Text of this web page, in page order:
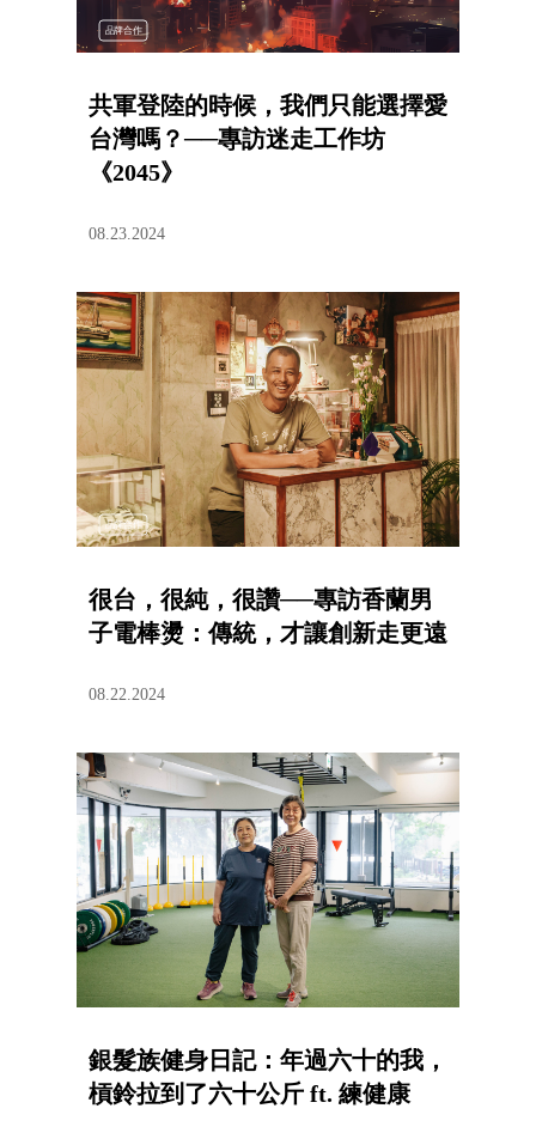
品牌合作
共軍登陸的時候，我們只能選擇愛
台灣嗎？──專訪迷走工作坊
《2045》
08.23.2024
品牌合作
很台，很純，很讚──專訪香蘭男
子電棒燙：傳統，才讓創新走更遠
08.22.2024
銀髮族健身日記：年過六十的我，
槓鈴拉到了六十公斤 ft. 練健康